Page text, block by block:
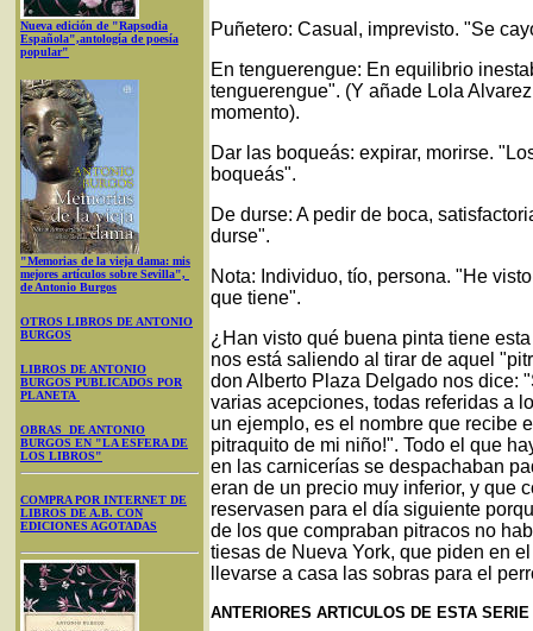
Nueva edición de "Rapsodia
Española",antología de poesía
popular"
"Memorias de la vieja dama: mis
mejores artículos sobre Sevilla",
de Antonio Burgos
OTROS LIBROS DE ANTONIO
BURGOS
LIBROS DE ANTONIO
BURGOS PUBLICADOS POR
PLANETA
OBRAS DE ANTONIO
BURGOS EN "LA ESFERA DE
LOS LIBROS"
COMPRA POR INTERNET DE
LIBROS DE A.B. CON
EDICIONES AGOTADAS
Puñetero: Casual, imprevisto. "Se
En tenguerengue: En equilibrio
tenguerengue". (Y añade Lola
momento).
Dar las boqueás: expirar, morirse.
boqueás".
De durse: A pedir de boca,
durse".
Nota: Individuo, tío, persona. "He
que tiene".
¿Han visto qué buena pinta tiene
nos está saliendo al tirar de aquel
don Alberto Plaza Delgado nos dice:
varias acepciones, todas referidas a
un ejemplo, es el nombre que recibe
pitraquito de mi niño!". Todo el que
en las carnicerías se despachaban
eran de un precio muy inferior, y que
reservasen para el día siguiente
de los que compraban pitracos no
tiesas de Nueva York, que piden en
llevarse a casa las sobras para el
ANTERIORES ARTICULOS DE ESTA SERIE